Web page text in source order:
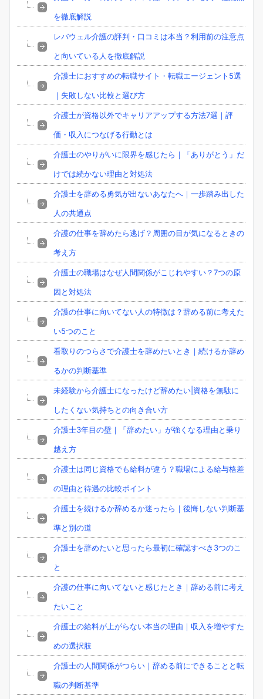
を徹底解説
レバウェル介護の評判・口コミは本当？利用前の注意点
と向いている人を徹底解説
介護士におすすめの転職サイト・転職エージェント5選
｜失敗しない比較と選び方
介護士が資格以外でキャリアアップする方法7選｜評
価・収入につなげる行動とは
介護士のやりがいに限界を感じたら｜「ありがとう」だ
けでは続かない理由と対処法
介護士を辞める勇気が出ないあなたへ｜一歩踏み出した
人の共通点
介護の仕事を辞めたら逃げ？周囲の目が気になるときの
考え方
介護士の職場はなぜ人間関係がこじれやすい？7つの原
因と対処法
介護の仕事に向いてない人の特徴は？辞める前に考えた
い5つのこと
看取りのつらさで介護士を辞めたいとき｜続けるか辞め
るかの判断基準
未経験から介護士になったけど辞めたい|資格を無駄に
したくない気持ちとの向き合い方
介護士3年目の壁｜「辞めたい」が強くなる理由と乗り
越え方
介護士は同じ資格でも給料が違う？職場による給与格差
の理由と待遇の比較ポイント
介護士を続けるか辞めるか迷ったら｜後悔しない判断基
準と別の道
介護士を辞めたいと思ったら最初に確認すべき3つのこ
と
介護の仕事に向いてないと感じたとき｜辞める前に考え
たいこと
介護士の給料が上がらない本当の理由｜収入を増やすた
めの選択肢
介護士の人間関係がつらい｜辞める前にできることと転
職の判断基準